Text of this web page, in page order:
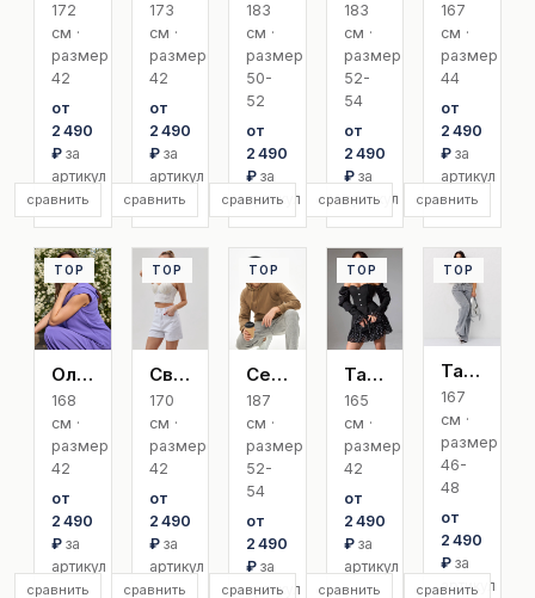
сравнить
172
см ·
размер
42
от
2 490
₽ за
артикул
сравнить
173
см ·
размер
42
от
2 490
₽ за
артикул
сравнить
183
см ·
размер
50-
52
от
2 490
₽за
артикул
сравнить
183
см ·
размер
52-
54
от
2 490
₽ за
артикул
сравнить
167
см ·
размер
44
от
2 490
₽за
артикул
сравнить
TOP
Олеся
168
см ·
размер
42
от
2 490
₽ за
артикул
сравнить
TOP
Светлана
170
см ·
размер
42
от
2 490
₽ за
артикул
сравнить
TOP
Сергей
187
см ·
размер
52-
54
от
2 490
₽за
артикул
сравнить
TOP
Татьяна
165
см ·
размер
42
от
2 490
₽ за
артикул
сравнить
TOP
Татьяна Size +
167
см ·
размер
46-
48
от
2 490
₽за
артикул